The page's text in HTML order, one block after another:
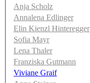
Anja Scholz
Annalena Edlinger
Elin Kienzl Hinteregger
Sofia Mayr
Lena Thaler
Franziska Gutmann
Viviane Graif